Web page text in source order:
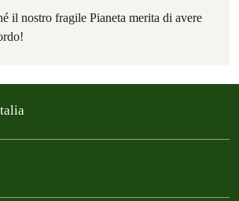
il nostro fragile Pianeta merita di avere